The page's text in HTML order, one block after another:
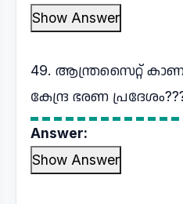
Show Answer
49. ആന്ത്രസൈറ്റ്
കേന്ദ്ര ഭരണ
Answer:
Show Answer